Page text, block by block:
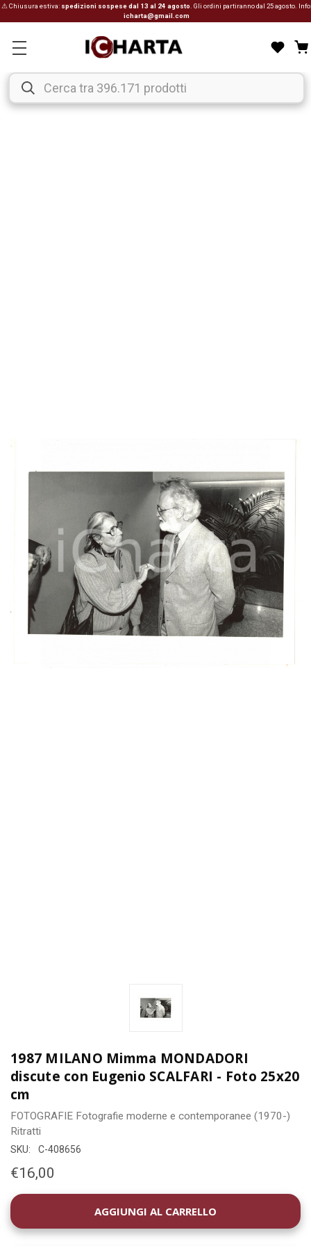
⚠ Chiusura estiva: spedizioni sospese dal 13 al 24 agosto . Gli ordini partiranno dal 25 agosto. Info:
icharta@gmail.com
1987 MILANO Mimma MONDADORI
discute con Eugenio SCALFARI - Foto 25x20
cm
FOTOGRAFIE Fotografie moderne e contemporanee (1970-)
Ritratti
SKU: C-408656
€16,00
DISPONIBILITÀ
ATTUALE: